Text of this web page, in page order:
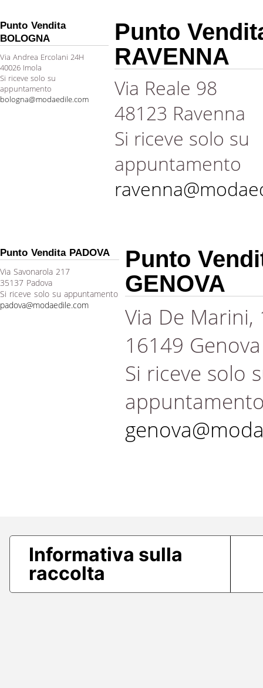
Punto Vendita
BOLOGNA
Via Andrea Ercolani 24H
40026 Imola
Si riceve solo su
appuntamento
bologna@modaedile.com
Punto
RAVENNA
Via Reale 98
48123 Ravenna
Si riceve solo su
appuntamento
Punto Vendita PADOVA
Via Savonarola 217
35137 Padova
Si riceve solo su appuntamento
padova@modaedile.com
Punto
GENOVA
Via De Marini,
16149 Genova
Si riceve solo
Informativa sulla
raccolta